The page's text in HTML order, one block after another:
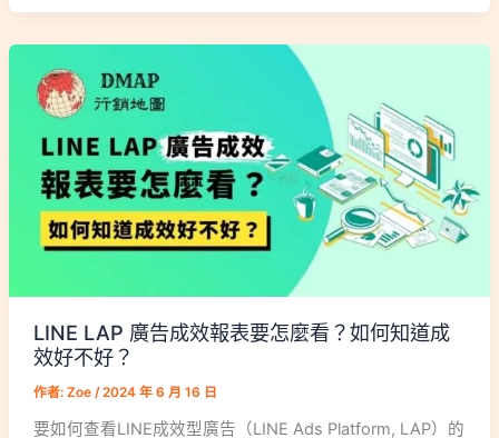
LINE LAP 廣告成效報表要怎麼看？如何知道成
效好不好？
作者: Zoe /2024 年 6 月 16 日
要如何查看LINE成效型廣告（LINE Ads Platform, LAP）的